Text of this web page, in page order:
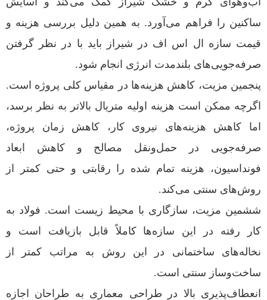
ساکنین را فراهم می‌آورد. به همین دلیل بررسی هزینه و
قیمت سازه ال اس اف در شیراز باید با در نظر گرفتن
صرفه‌جویی‌های بلندمدت انرژی انجام شود.
پنجمین مزیت، کاهش هزینه‌ها در مقیاس کلی پروژه است.
اگرچه ممکن است هزینه اولیه متریال بالاتر به نظر برسد،
اما کاهش هزینه‌های نیروی کار، کاهش زمان پروژه،
صرفه‌جویی در حمل‌ونقل مصالح و کاهش ابعاد
فونداسیون، هزینه تمام‌ شده را رقابتی و حتی کمتر از
روش‌های سنتی می‌کند.
ششمین مزیت، سازگاری با محیط زیست است. فولاد به
کار رفته در این سازه‌ها کاملاً قابل بازیافت است و
نخاله‌های ساختمانی در این روش به مراتب کمتر از
ساخت‌وساز سنتی است.
انعطاف‌پذیری بالا در طراحی معماری به طراحان اجازه